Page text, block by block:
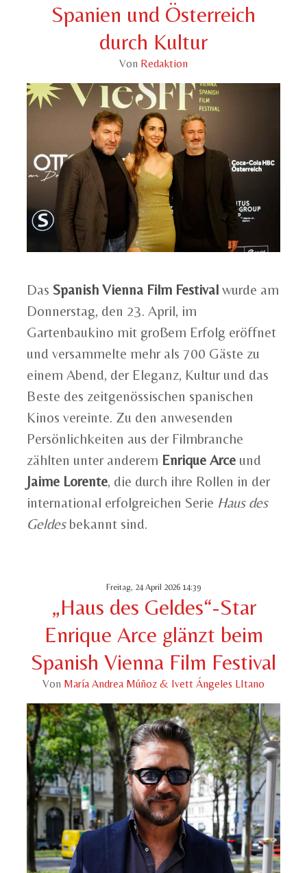
Spanien und Österreich
durch Kultur
Von Redaktion
Das Spanish Vienna Film Festival wurde am
Donnerstag, den 23. April, im
Gartenbaukino mit großem Erfolg eröffnet
und versammelte mehr als 700 Gäste zu
einem Abend, der Eleganz, Kultur und das
Beste des zeitgenössischen spanischen
Kinos vereinte. Zu den anwesenden
Persönlichkeiten aus der Filmbranche
zählten unter anderem Enrique Arce und
Jaime Lorente, die durch ihre Rollen in der
international erfolgreichen Serie Haus des
Geldesbekannt sind.
Freitag, 24 April 2026 14:39
„Haus des Geldes“-Star
Enrique Arce glänzt beim
Spanish Vienna Film Festival
Von María Andrea Múñoz & Ivett Ángeles LItano